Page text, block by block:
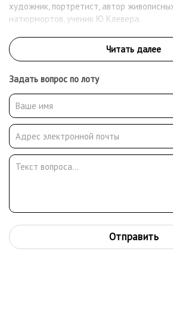
художник, портретист, автор
натюрмортов, ученик Ю Клевера.
Задать вопрос по лоту
Отправить